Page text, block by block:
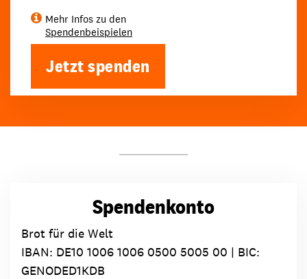
Mehr Infos zu den
Spendenbeispielen
Jetzt spenden
Spendenkonto
Brot für die Welt
IBAN: DE10 1006 1006 0500 5005 00 | BIC:
GENODED1KDB